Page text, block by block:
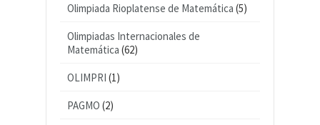
Olimpiada Rioplatense de Matemática (5)
Olimpiadas Internacionales de
Matemática (62)
OLIMPRI (1)
PAGMO (2)